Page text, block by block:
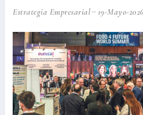
Estrategia Empresarial 19-Mayo-2026